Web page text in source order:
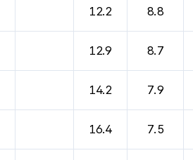
12.2 8.8
12.9 8.7
14.2 7.9
16.4 7.5